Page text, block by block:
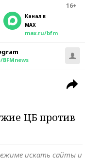
16+
Канал в
MAX
max.ru/bfm
BFMnews
ЦБ против
искать сайты и